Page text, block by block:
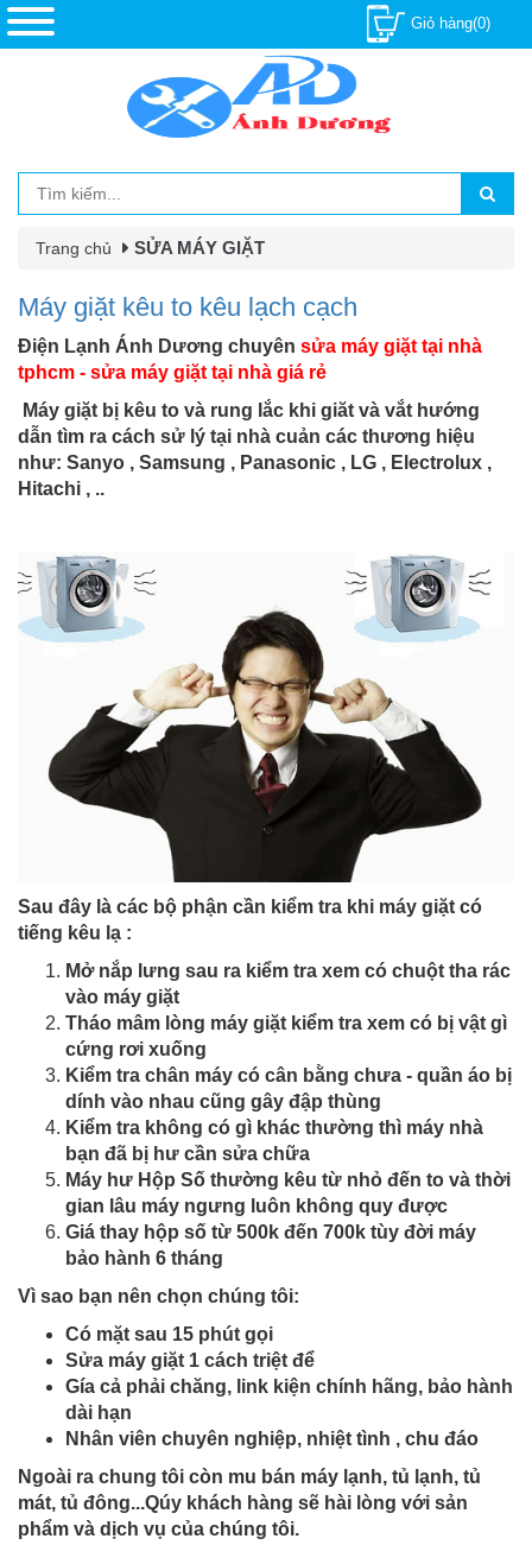
Giỏ hàng(0)
Trang chủ SỬA MÁY GIẶT
Máy giặt kêu to kêu lạch cạch
Điện Lạnh Ánh Dương chuyên sửa máy giặt tại nhà
tphcm - sửa máy giặt tại nhà giá rẻ
Máy giặt bị kêu to và rung lắc khi giăt và vắt hướng
dẫn tìm ra cách sử lý tại nhà cuản các thương hiệu
như: Sanyo , Samsung , Panasonic , LG , Electrolux ,
Hitachi , ..
Sau đây là các bộ phận cần kiểm tra khi máy giặt có
tiếng kêu lạ :
Mở nắp lưng sau ra kiểm tra xem có chuột tha rác
vào máy giặt
Tháo mâm lòng máy giặt kiểm tra xem có bị vật gì
cứng rơi xuống
Kiểm tra chân máy có cân bằng chưa - quần áo bị
dính vào nhau cũng gây đập thùng
Kiểm tra không có gì khác thường thì máy nhà
bạn đã bị hư cần sửa chữa
Máy hư Hộp Số thường kêu từ nhỏ đến to và thời
gian lâu máy ngưng luôn không quy được
Giá thay hộp số từ 500k đến 700k tùy đời máy
bảo hành 6 tháng
Vì sao bạn nên chọn chúng tôi:
Có mặt sau 15 phút gọi
Sửa máy giặt 1 cách triệt để
Gía cả phải chăng, link kiện chính hãng, bảo hành
dài hạn
Nhân viên chuyên nghiệp, nhiệt tình , chu đáo
Ngoài ra chung tôi còn mu bán máy lạnh, tủ lạnh, tủ
mát, tủ đông...Qúy khách hàng sẽ hài lòng với sản
phẩm và dịch vụ của chúng tôi.